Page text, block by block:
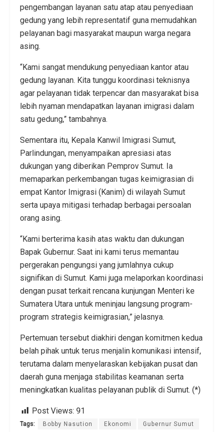
pengembangan layanan satu atap atau penyediaan
gedung yang lebih representatif guna memudahkan
pelayanan bagi masyarakat maupun warga negara
asing.
“Kami sangat mendukung penyediaan kantor atau
gedung layanan. Kita tunggu koordinasi teknisnya
agar pelayanan tidak terpencar dan masyarakat bisa
lebih nyaman mendapatkan layanan imigrasi dalam
satu gedung,” tambahnya.
Sementara itu, Kepala Kanwil Imigrasi Sumut,
Parlindungan, menyampaikan apresiasi atas
dukungan yang diberikan Pemprov Sumut. Ia
memaparkan perkembangan tugas keimigrasian di
empat Kantor Imigrasi (Kanim) di wilayah Sumut
serta upaya mitigasi terhadap berbagai persoalan
orang asing.
“Kami berterima kasih atas waktu dan dukungan
Bapak Gubernur. Saat ini kami terus memantau
pergerakan pengungsi yang jumlahnya cukup
signifikan di Sumut. Kami juga melaporkan koordinasi
dengan pusat terkait rencana kunjungan Menteri ke
Sumatera Utara untuk meninjau langsung program-
program strategis keimigrasian,” jelasnya.
Pertemuan tersebut diakhiri dengan komitmen kedua
belah pihak untuk terus menjalin komunikasi intensif,
terutama dalam menyelaraskan kebijakan pusat dan
daerah guna menjaga stabilitas keamanan serta
meningkatkan kualitas pelayanan publik di Sumut. (*)
Post Views: 91
Tags: Bobby Nasution Ekonomi Gubernur Sumut